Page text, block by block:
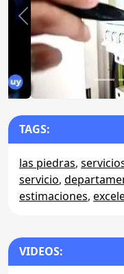
Anterior
TAGS:
las piedras,
servicio,
estimaciones,
VIDEOS: